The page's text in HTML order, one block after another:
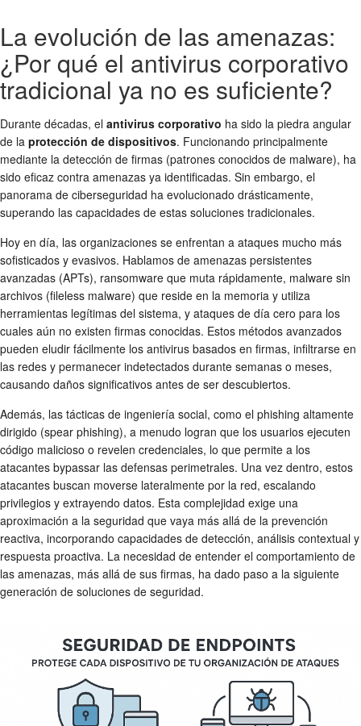
La evolución de las amenazas:
¿Por qué el antivirus corporativo
tradicional ya no es suficiente?
Durante décadas, el antivirus corporativo ha sido la piedra angular
de la protección de dispositivos. Funcionando principalmente
mediante la detección de firmas (patrones conocidos de malware), ha
sido eficaz contra amenazas ya identificadas. Sin embargo, el
panorama de ciberseguridad ha evolucionado drásticamente,
superando las capacidades de estas soluciones tradicionales.
Hoy en día, las organizaciones se enfrentan a ataques mucho más
sofisticados y evasivos. Hablamos de amenazas persistentes
avanzadas (APTs), ransomware que muta rápidamente, malware sin
archivos (fileless malware) que reside en la memoria y utiliza
herramientas legítimas del sistema, y ataques de día cero para los
cuales aún no existen firmas conocidas. Estos métodos avanzados
pueden eludir fácilmente los antivirus basados en firmas, infiltrarse en
las redes y permanecer indetectados durante semanas o meses,
causando daños significativos antes de ser descubiertos.
Además, las tácticas de ingeniería social, como el phishing altamente
dirigido (spear phishing), a menudo logran que los usuarios ejecuten
código malicioso o revelen credenciales, lo que permite a los
atacantes bypassar las defensas perimetrales. Una vez dentro, estos
atacantes buscan moverse lateralmente por la red, escalando
privilegios y extrayendo datos. Esta complejidad exige una
aproximación a la seguridad que vaya más allá de la prevención
reactiva, incorporando capacidades de detección, análisis contextual y
respuesta proactiva. La necesidad de entender el comportamiento de
las amenazas, más allá de sus firmas, ha dado paso a la siguiente
generación de soluciones de seguridad.